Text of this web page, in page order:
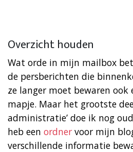
Overzicht houden
Wat orde in mijn mailbox
de persberichten die
ze langer moet bewaren ook
mapje. Maar het grootste
administratie’ doe ik nog
heb een ordner voor mijn
verschillende informatie